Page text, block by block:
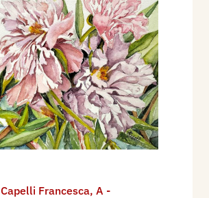
Capelli Francesca, A -